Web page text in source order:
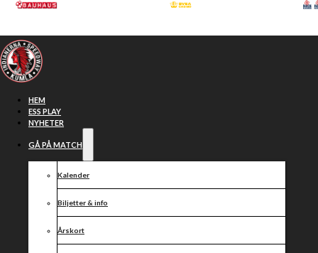
Hoppa till huvudinnehåll
HEM
ESS PLAY
NYHETER
GÅ PÅ MATCH
Kalender
Biljetter & info
Årskort